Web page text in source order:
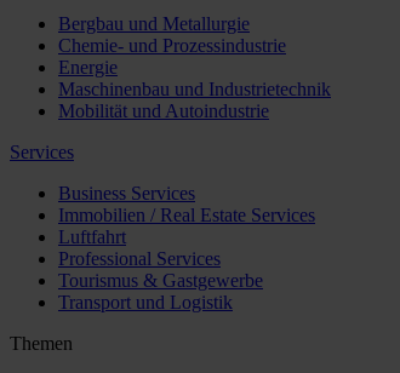
Bergbau und Metallurgie
Chemie- und Prozessindustrie
Energie
Maschinenbau und Industrietechnik
Mobilität und Autoindustrie
Services
Business Services
Immobilien / Real Estate Services
Luftfahrt
Professional Services
Tourismus & Gastgewerbe
Transport und Logistik
Themen